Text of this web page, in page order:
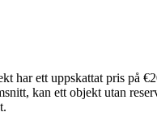
har ett uppskattat pris på
kan ett objekt utan